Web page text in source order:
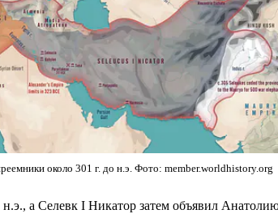
около 301 г. до н.э. Фото: member.worldhistory.org
а Селевк I Никатор затем объявил